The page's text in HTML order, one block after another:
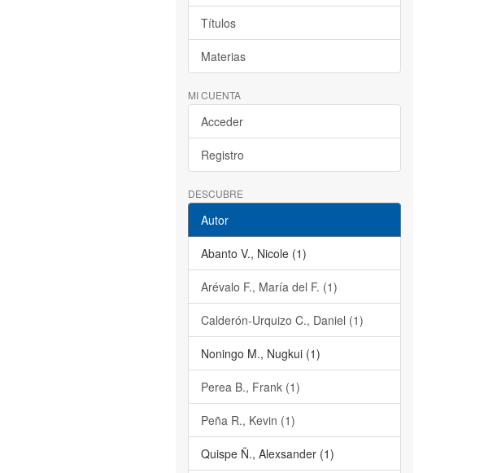
Títulos
Materias
MI CUENTA
Acceder
Registro
DESCUBRE
Autor
Abanto V., Nicole (1)
Arévalo F., María del F. (1)
Calderón-Urquizo C., Daniel (1)
Noningo M., Nugkui (1)
Perea B., Frank (1)
Peña R., Kevin (1)
Quispe Ñ., Alexsander (1)